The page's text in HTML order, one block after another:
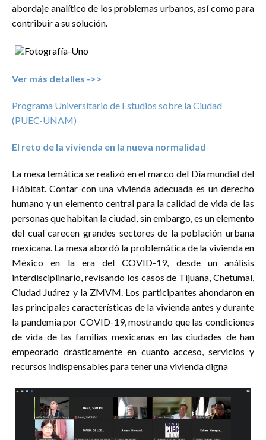
abordaje analítico de los problemas urbanos, así como para
contribuir a su solución.
Ver más detalles ->>
Programa Universitario de Estudios sobre la Ciudad
(PUEC-UNAM)
El reto de la vivienda en la nueva normalidad
La mesa temática se realizó en el marco del Día mundial del
Hábitat. Contar con una vivienda adecuada es un derecho
humano y un elemento central para la calidad de vida de las
personas que habitan la ciudad, sin embargo, es un elemento
del cual carecen grandes sectores de la población urbana
mexicana. La mesa abordó la problemática de la vivienda en
México en la era del COVID-19, desde un análisis
interdisciplinario, revisando los casos de Tijuana, Chetumal,
Ciudad Juárez y la ZMVM. Los participantes ahondaron en
las principales características de la vivienda antes y durante
la pandemia por COVID-19, mostrando que las condiciones
de vida de las familias mexicanas en las ciudades de han
empeorado drásticamente en cuanto acceso, servicios y
recursos indispensables para tener una vivienda digna